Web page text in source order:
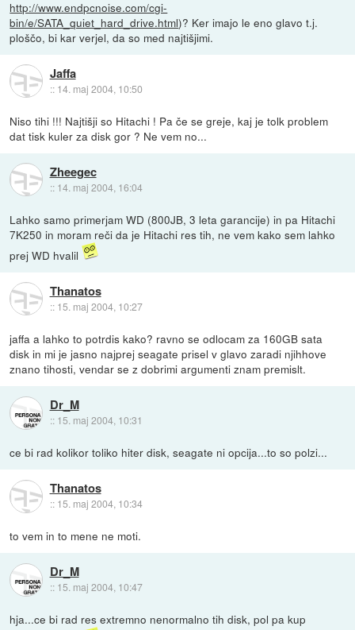
http://www.endpcnoise.com/cgi-
bin/e/SATA_quiet_hard_drive.html)? Ker imajo le eno glavo t.j.
ploščo, bi kar verjel, da so med najtišjimi.
Jaffa
:: 14. maj 2004, 10:50
Niso tihi !!! Najtišji so Hitachi ! Pa če se greje, kaj je tolk problem
dat tisk kuler za disk gor ? Ne vem no...
Zheegec
:: 14. maj 2004, 16:04
Lahko samo primerjam WD (800JB, 3 leta garancije) in pa Hitachi
7K250 in moram reči da je Hitachi res tih, ne vem kako sem lahko
prej WD hvalil
Thanatos
:: 15. maj 2004, 10:27
jaffa a lahko to potrdis kako? ravno se odlocam za 160GB sata
disk in mi je jasno najprej seagate prisel v glavo zaradi njihhove
znano tihosti, vendar se z dobrimi argumenti znam premislt.
Dr_M
:: 15. maj 2004, 10:31
ce bi rad kolikor toliko hiter disk, seagate ni opcija...to so polzi...
Thanatos
:: 15. maj 2004, 10:34
to vem in to mene ne moti.
Dr_M
:: 15. maj 2004, 10:47
hja...ce bi rad res extremno nenormalno tih disk, pol pa kup